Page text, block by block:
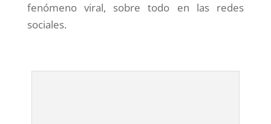
fenómeno viral, sobre todo en las redes
sociales.